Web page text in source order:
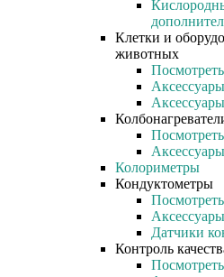
Клетки и
животных
Аксессуары
Аксессуары
Аксессуары
Колориметры
Кондуктометры
Аксессуары
Датчики
Контроль